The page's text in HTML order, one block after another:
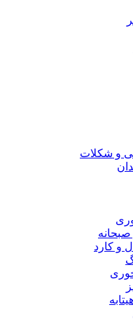
و شکلات
و کارد